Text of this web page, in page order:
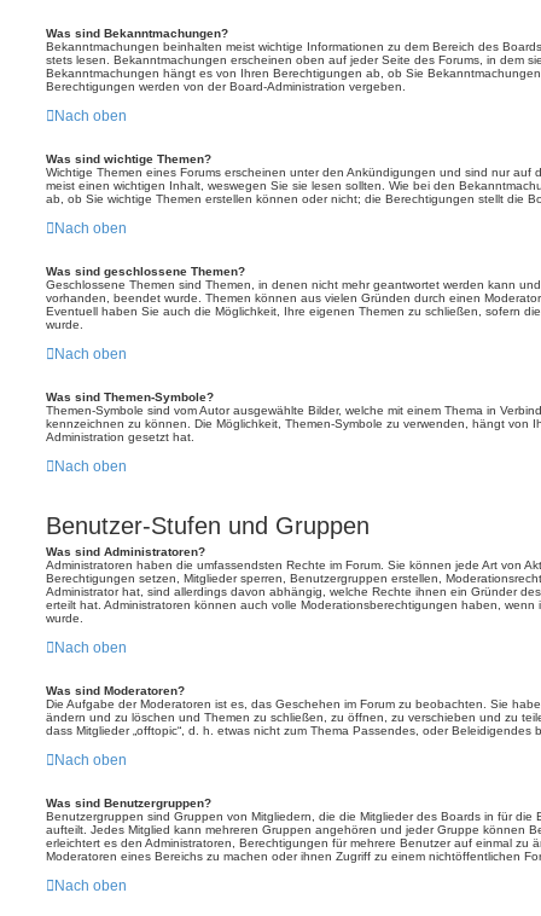
Was sind Bekanntmachungen?
Bekanntmachungen beinhalten meist wichtige Informationen zu dem Bereich des
stets lesen. Bekanntmachungen erscheinen oben auf jeder Seite des Forums, in dem
Bekanntmachungen hängt es von Ihren Berechtigungen ab, ob Sie
Berechtigungen werden von der Board-Administration vergeben.
Nach oben
Was sind wichtige Themen?
Wichtige Themen eines Forums erscheinen unter den Ankündigungen und sind nur auf
meist einen wichtigen Inhalt, weswegen Sie sie lesen sollten. Wie bei den
ab, ob Sie wichtige Themen erstellen können oder nicht; die Berechtigungen stellt die
Nach oben
Was sind geschlossene Themen?
Geschlossene Themen sind Themen, in denen nicht mehr geantwortet werden kann
vorhanden, beendet wurde. Themen können aus vielen Gründen durch einen
Eventuell haben Sie auch die Möglichkeit, Ihre eigenen Themen zu schließen, sofern
wurde.
Nach oben
Was sind Themen-Symbole?
Themen-Symbole sind vom Autor ausgewählte Bilder, welche mit einem Thema in
kennzeichnen zu können. Die Möglichkeit, Themen-Symbole zu verwenden, hängt von
Administration gesetzt hat.
Nach oben
Benutzer-Stufen und Gruppen
Was sind Administratoren?
Administratoren haben die umfassendsten Rechte im Forum. Sie können jede Art von
Berechtigungen setzen, Mitglieder sperren, Benutzergruppen erstellen,
Administrator hat, sind allerdings davon abhängig, welche Rechte ihnen ein Gründer
erteilt hat. Administratoren können auch volle Moderationsberechtigungen haben,
wurde.
Nach oben
Was sind Moderatoren?
Die Aufgabe der Moderatoren ist es, das Geschehen im Forum zu beobachten. Sie
ändern und zu löschen und Themen zu schließen, zu öffnen, zu verschieben und zu
dass Mitglieder „offtopic“, d. h. etwas nicht zum Thema Passendes, oder Beleidigendes
Nach oben
Was sind Benutzergruppen?
Benutzergruppen sind Gruppen von Mitgliedern, die die Mitglieder des Boards in für die
aufteilt. Jedes Mitglied kann mehreren Gruppen angehören und jeder Gruppe können
erleichtert es den Administratoren, Berechtigungen für mehrere Benutzer auf einmal zu
Moderatoren eines Bereichs zu machen oder ihnen Zugriff zu einem nichtöffentlichen
Nach oben